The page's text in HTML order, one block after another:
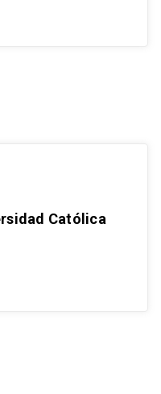
Católica